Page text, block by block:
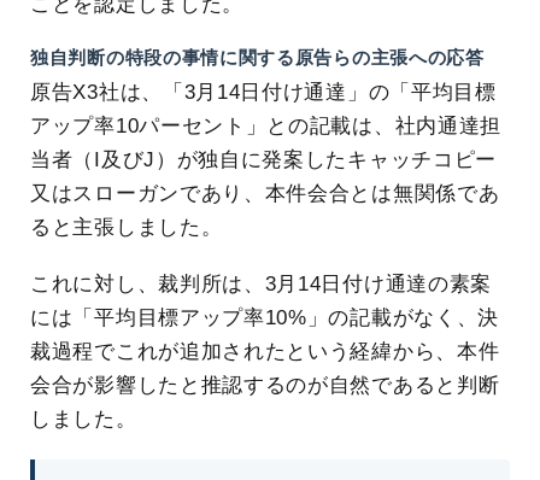
独自判断の特段の事情に関する原告らの主張への応答
原告X3社は、「3月14日付け通達」の「平均目標
アップ率10パーセント」との記載は、社内通達担
当者（I及びJ）が独自に発案したキャッチコピー
又はスローガンであり、本件会合とは無関係であ
ると主張しました。
これに対し、裁判所は、3月14日付け通達の素案
には「平均目標アップ率10%」の記載がなく、決
裁過程でこれが追加されたという経緯から、本件
会合が影響したと推認するのが自然であると判断
しました。